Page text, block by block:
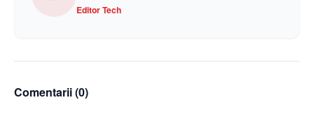
Editor Tech
Comentarii (0)